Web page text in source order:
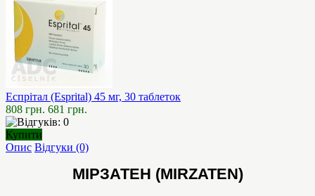
Еспрітал (Esprital) 45 мг, 30 таблеток
808 грн. 681 грн.
Купити
Опис Відгуки (0)
МІРЗАТЕН (MIRZATEN)